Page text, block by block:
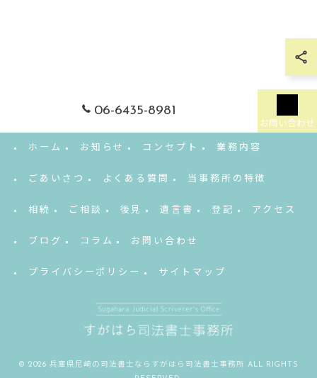
06-6435-8981
お問い合わせ
ホーム お知らせ コンセプト 業務内容
ごあいさつ よくある質問 当事務所の特徴
相続 ご相談 後見 遺言書 登記 アクセス
ブログ コラム お問い合わせ
プライバシーポリシー サイトマップ
© 2026 兵庫県尼崎の司法書士ならすがはら司法書士事務所 ALL RIGHTS